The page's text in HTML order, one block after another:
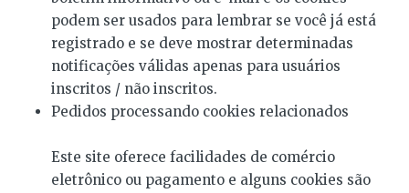
podem ser usados ​​para lembrar se você já está
registrado e se deve mostrar determinadas
notificações válidas apenas para usuários
inscritos / não inscritos.
Pedidos processando cookies relacionados
Este site oferece facilidades de comércio
eletrônico ou pagamento e alguns cookies são